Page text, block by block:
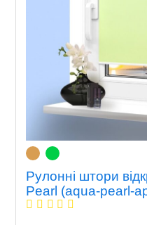
Рулонні штори
Pearl (aqua-pearl-